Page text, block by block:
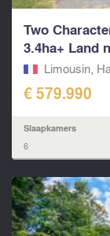
Two
3.4ha+ Land
Limousin,
€ 579.990
Slaapkamers
6